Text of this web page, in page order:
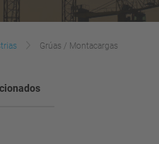
Grúas / Montacargas